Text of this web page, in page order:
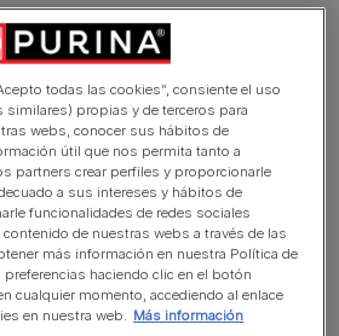
¿puedo dejar
en casa?
quedarse solos en casa, pero
es recomendable no dejar a tu
periodos de tiempo.
diaria es habitual que tenga que
horas, por lo que lo importante es
bien preparado y tenga todo lo
todas las cookies”, consiente el uso
similares) propias y de terceros para
webs, conocer sus hábitos de
útil que nos permita tanto a
partners crear perfiles y proporcionarle
a sus intereses y hábitos de
funcionalidades de redes sociales
de nuestras webs a través de las
más información en nuestra Política de
haciendo clic en el botón
cualquier momento, accediendo al enlace
en nuestra web.
Más información